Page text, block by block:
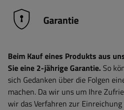
Garantie
Beim Kauf eines Produkts aus
Sie eine 2-jährige Garantie. So
sich Gedanken über die Folgen
machen. Da wir uns um Ihre
wir das Verfahren zur